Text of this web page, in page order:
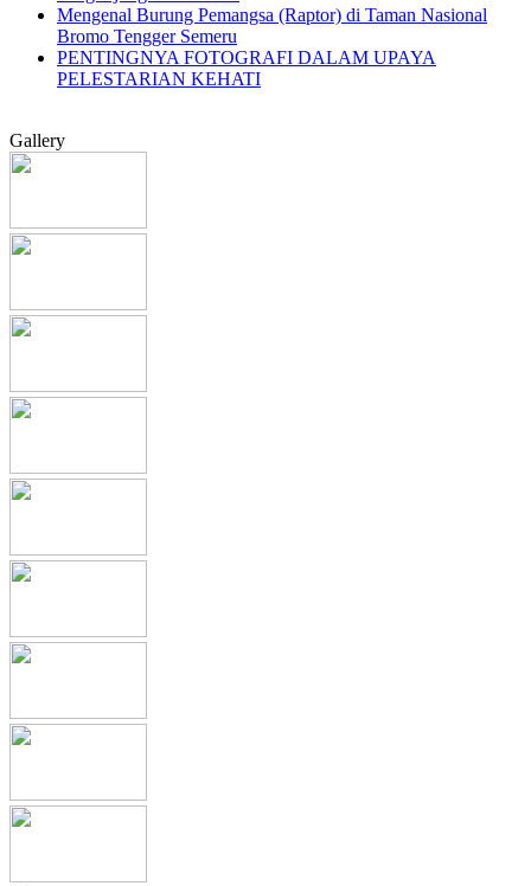
Mengenal Burung Pemangsa (Raptor) di Taman Nasional
Bromo Tengger Semeru
PENTINGNYA FOTOGRAFI DALAM UPAYA
PELESTARIAN KEHATI
Gallery